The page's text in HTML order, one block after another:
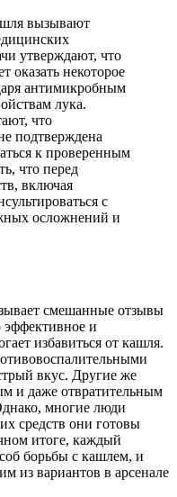
вызывают
утверждают, что
оказать некоторое
антимикробным
лука.
что
подтверждена
к проверенным
что перед
включая
с
осложнений и
смешанные отзывы
и
избавиться от кашля.
вкус. Другие же
и даже отвратительным
многие люди
средств они готовы
итоге, каждый
борьбы с кашлем, и
из вариантов в арсенале